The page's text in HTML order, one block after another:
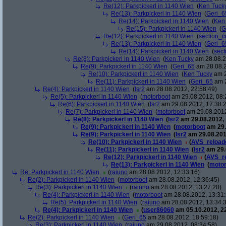
Re(12): Parkpickerl in 1140 Wien (Ken
Re(13): Parkpickerl in 1140 Wien (
Re(14): Parkpickerl in 1140 Wien (
Re(15): Parkpickerl in 1140 Wien (
Re(12): Parkpickerl in 1140 Wien (
Re(13): Parkpickerl in 1140 Wien (
Re(14): Parkpickerl in 1140 Wien (
Re(8): Parkpickerl in 1140 Wien (Ken Tucky am
Re(9): Parkpickerl in 1140 Wien (Geri_65 am
Re(10): Parkpickerl in 1140 Wien (Ken Tucky am
Re(11): Parkpickerl in 1140 Wien (Geri_65 am
Re(4): Parkpickerl in 1140 Wien ( lsr2 am 28.08.2012, 22:58:49)
Re(5): Parkpickerl in 1140 Wien (motorboot am 29.08.2012,
Re(6): Parkpickerl in 1140 Wien ( lsr2 am 29.08.2012,
Re(7): Parkpickerl in 1140 Wien (motorboot am
Re(8): Parkpickerl in 1140 Wien ( lsr2 am 29.08.2012,
Re(9): Parkpickerl in 1140 Wien (motorboot am
Re(9): Parkpickerl in 1140 Wien ( lsr2 am
Re(10): Parkpickerl in 1140 Wien
(
Re(11): Parkpickerl in 1140 Wien ( lsr2 am
Re(12): Parkpickerl in 1140 Wien
(
Re(13): Parkpickerl in 1140 Wien (
Re: Parkpickerl in 1140 Wien
(raiuno am 28.08.2012, 12:33:16)
Re(2): Parkpickerl in 1140 Wien (motorboot am 28.08.2012, 12:36:45)
Re(3): Parkpickerl in 1140 Wien
(raiuno am 28.08.2012, 13:27:20)
Re(4): Parkpickerl in 1140 Wien (motorboot am 28.08.2012,
Re(5): Parkpickerl in 1140 Wien (raiuno am 28.08.2012,
Re(4): Parkpickerl in 1140 Wien
(user86060 am 05.10.2012,
Re(2): Parkpickerl in 1140 Wien
(Geri_65 am 28.08.2012, 18:59:18)